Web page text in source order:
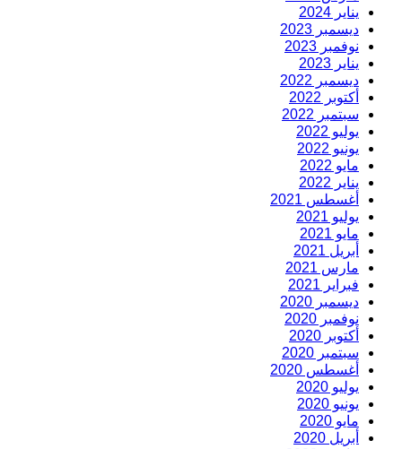
يناير 2024
ديسمبر 2023
نوفمبر 2023
يناير 2023
ديسمبر 2022
أكتوبر 2022
سبتمبر 2022
يوليو 2022
يونيو 2022
مايو 2022
يناير 2022
أغسطس 2021
يوليو 2021
مايو 2021
أبريل 2021
مارس 2021
فبراير 2021
ديسمبر 2020
نوفمبر 2020
أكتوبر 2020
سبتمبر 2020
أغسطس 2020
يوليو 2020
يونيو 2020
مايو 2020
أبريل 2020